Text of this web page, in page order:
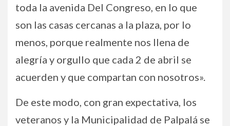
toda la avenida Del Congreso, en lo que
son las casas cercanas a la plaza, por lo
menos, porque realmente nos llena de
alegría y orgullo que cada 2 de abril se
acuerden y que compartan con nosotros».
De este modo, con gran expectativa, los
veteranos y la Municipalidad de Palpalá se